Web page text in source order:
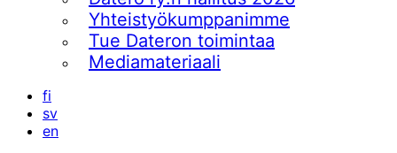
Yhteistyökumppanimme
Tue Dateron toimintaa​
Mediamateriaali
fi
sv
en